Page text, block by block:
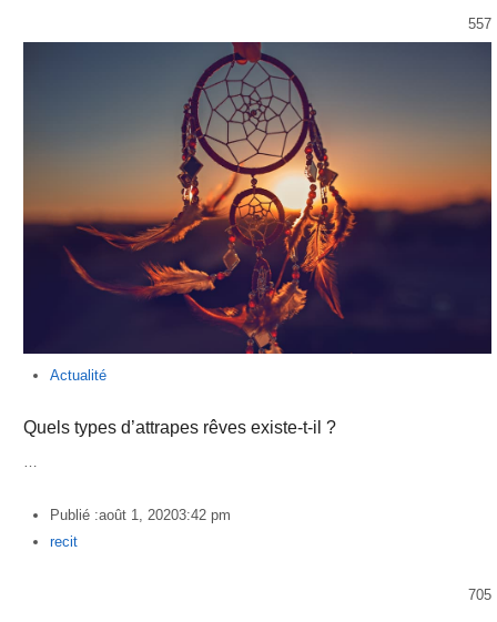
557
Actualité
Quels types d’attrapes rêves existe-t-il ?
…
Publié :août 1, 20203:42 pm
Author
recit
705